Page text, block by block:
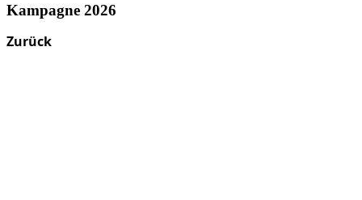
Kampagne 2026
Zurück